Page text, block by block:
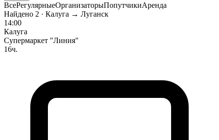
ВсеРегулярныеОрганизаторыПопутчикиАренда
Найдено 2 · Калуга → Луганск
14:00
Калуга
Супермаркет "Линия"
16ч.